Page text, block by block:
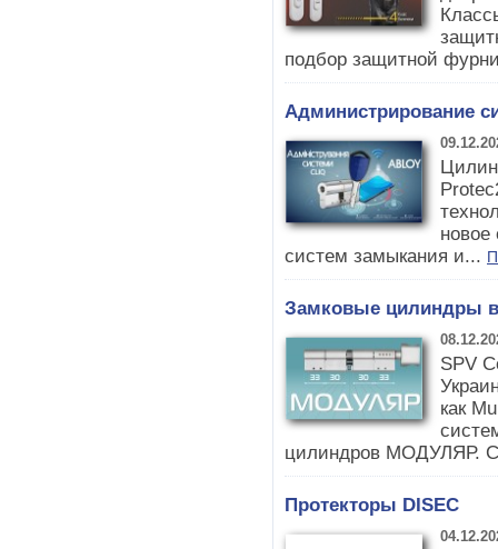
подбор защитной
Администрирование
новое
систем замыкания и...
Замковые цилиндры
SPV
как
цилиндров МОДУЛЯР.
Протекторы DISEC